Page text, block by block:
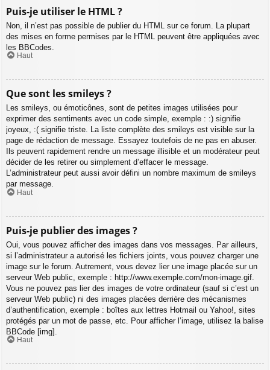
Puis-je utiliser le HTML ?
Non, il n’est pas possible de publier du HTML sur ce forum. La plupart
des mises en forme permises par le HTML peuvent être appliquées avec
les BBCodes.
Haut
Que sont les smileys ?
Les smileys, ou émoticônes, sont de petites images utilisées pour
exprimer des sentiments avec un code simple, exemple : :) signifie
joyeux, :( signifie triste. La liste complète des smileys est visible sur la
page de rédaction de message. Essayez toutefois de ne pas en abuser.
Ils peuvent rapidement rendre un message illisible et un modérateur peut
décider de les retirer ou simplement d’effacer le message.
L’administrateur peut aussi avoir défini un nombre maximum de smileys
par message.
Haut
Puis-je publier des images ?
Oui, vous pouvez afficher des images dans vos messages. Par ailleurs,
si l’administrateur a autorisé les fichiers joints, vous pouvez charger une
image sur le forum. Autrement, vous devez lier une image placée sur un
serveur Web public, exemple : http://www.exemple.com/mon-image.gif.
Vous ne pouvez pas lier des images de votre ordinateur (sauf si c’est un
serveur Web public) ni des images placées derrière des mécanismes
d’authentification, exemple : boîtes aux lettres Hotmail ou Yahoo!, sites
protégés par un mot de passe, etc. Pour afficher l’image, utilisez la balise
BBCode [img].
Haut